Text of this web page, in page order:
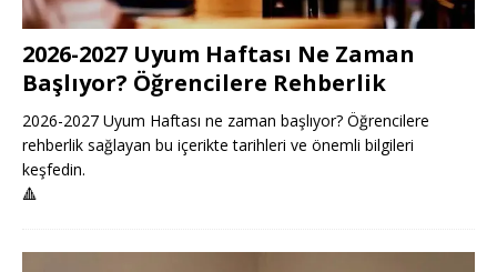
2026-2027 Uyum Haftası Ne Zaman
Başlıyor? Öğrencilere Rehberlik
2026-2027 Uyum Haftası ne zaman başlıyor? Öğrencilere
rehberlik sağlayan bu içerikte tarihleri ve önemli bilgileri
keşfedin.
🔺